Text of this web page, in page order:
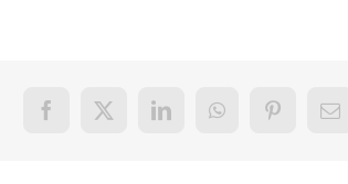
Facebook
X LinkedInWhatsAppPinterest